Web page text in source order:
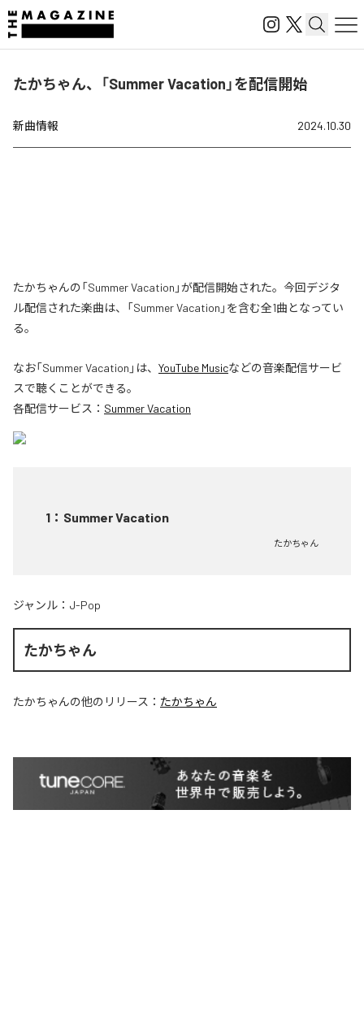
たかちゃん、「Summer Vacation」を配信開始
新曲情報 2024.10.30
たかちゃんの「Summer Vacation」が配信開始された。今回デジタ
ル配信された楽曲は、「Summer Vacation」を含む全1曲となってい
る。
なお「Summer Vacation 」は、 YouTube Musicなどの音楽配信サービ
スで聴くことができる。
各配信サービス： Summer Vacation
1 ： Summer Vacation
たかちゃん
ジャンル： J-Pop
たかちゃん
たかちゃんの他のリリース： たかちゃん